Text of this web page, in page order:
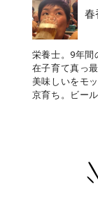
春
栄養士。9年間
在子育て真っ
美味しいをモ
京育ち。ビー